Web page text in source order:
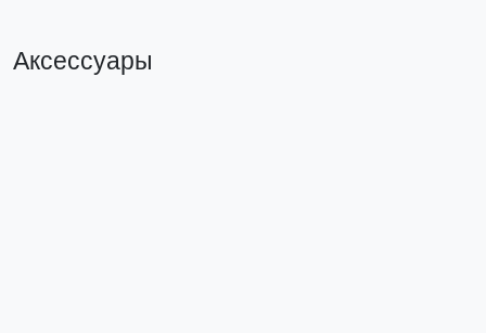
Аксессуары